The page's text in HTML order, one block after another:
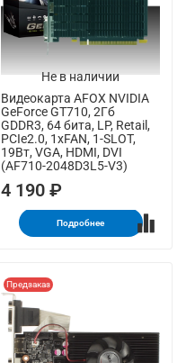
Не в наличии
Видеокарта AFOX NVIDIA
GeForce GT710, 2Гб
GDDR3, 64 бита, LP, Retail,
PCIe2.0, 1xFAN, 1-SLOT,
19Вт, VGA, HDMI, DVI
(AF710-2048D3L5-V3)
4 190 ₽
Подробнее
Предзаказ